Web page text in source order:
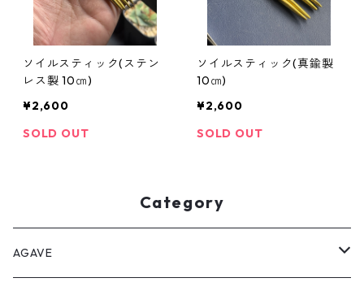
ソイルスティック(ステン
レス製 10㎝)
¥2,600
SOLD OUT
ソイルスティック(真鍮製
10㎝)
¥2,600
SOLD OUT
Category
AGAVE